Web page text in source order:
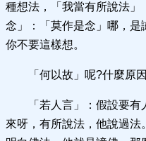
種想法，「我當有所說法」
念」：「莫作是念」哪，是
你不要這樣想。
「何以故」呢?什麼原
「若人言」：假設要
來呀，有所說法，他說過法